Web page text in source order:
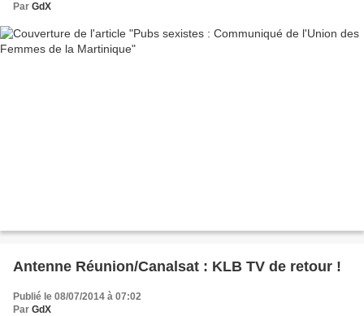
Par GdX
Antenne Réunion/Canalsat : KLB TV de retour !
Publié le 08/07/2014 à 07:02
Par GdX